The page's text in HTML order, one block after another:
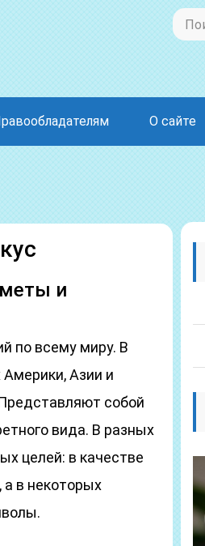
О сайте
и
по всему миру. В
Азии и
собой
вида. В разных
целей: в качестве
а в некоторых